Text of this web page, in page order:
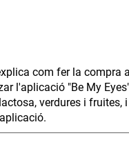
com fer la
l'aplicació "Be My
verdures i fruites,